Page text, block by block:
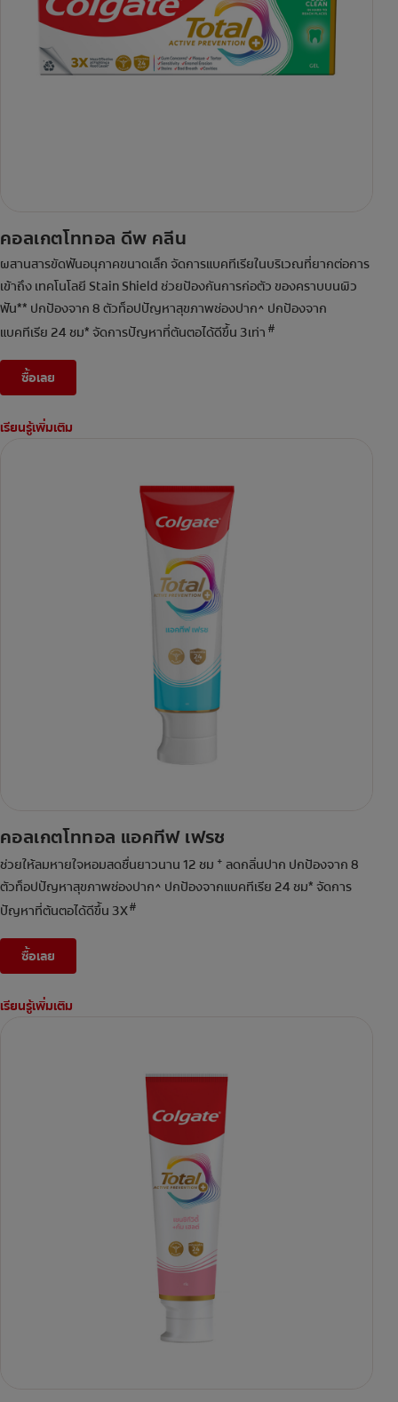
คอลเกตโททอล ดีพ คลีน
ผสานสารขัดฟันอนุภาคขนาดเล็ก จัดการแบคทีเรียในบริเวณที่ยากต่อการ
เข้าถึง เทคโนโลยี Stain Shield ช่วยป้องกันการก่อตัว ของคราบบนผิว
ฟัน** ปกป้องจาก 8 ตัวท็อปปัญหาสุขภาพช่องปาก^ ปกป้องจาก
แบคทีเรีย 24 ชม* จัดการปัญหาที่ต้นตอได้ดีขึ้น 3เท่า #
ซื้อเลย
เรียนรู้เพิ่มเติม
คอลเกตโททอล แอคทีฟ เฟรช
ช่วยให้ลมหายใจหอมสดชื่นยาวนาน 12 ชม + ลดกลิ่นปาก ปกป้องจาก 8
ตัวท็อปปัญหาสุขภาพช่องปาก^ ปกป้องจากแบคทีเรีย 24 ชม* จัดการ
ปัญหาที่ต้นตอได้ดีขึ้น 3X#
ซื้อเลย
เรียนรู้เพิ่มเติม